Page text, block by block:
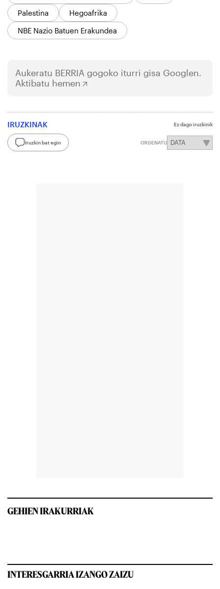
Palestina
Hegoafrika
NBE Nazio Batuen Erakundea
Aukeratu BERRIA gogoko iturri gisa Googlen.
Aktibatu hemen
IRUZKINAK Ez dago iruzkinik
Iruzkin bat egin ORDENATU
GEHIEN IRAKURRIAK
INTERESGARRIA IZANGO ZAIZU